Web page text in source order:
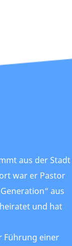
aus der Stadt
war er Pastor
aus
und hat
Führung einer